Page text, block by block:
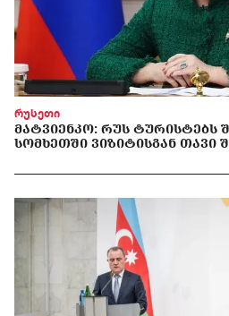
რუსეთი
ᲛᲐᲢᲕᲘᲔᲜᲙᲝ: ᲠᲣᲡ ᲢᲣᲠᲘᲡᲢᲔᲑᲡ
ᲡᲝᲛᲮᲔᲗᲨᲘ ᲕᲘᲖᲘᲢᲘᲡᲒᲐᲜ ᲗᲐᲕᲘ